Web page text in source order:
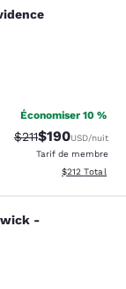
Économiser 10 %
Tarif barré :
$211Tarif réduit :
$190USD/nuit
Tarif de membre
Afficher les
$212 Total
-
-